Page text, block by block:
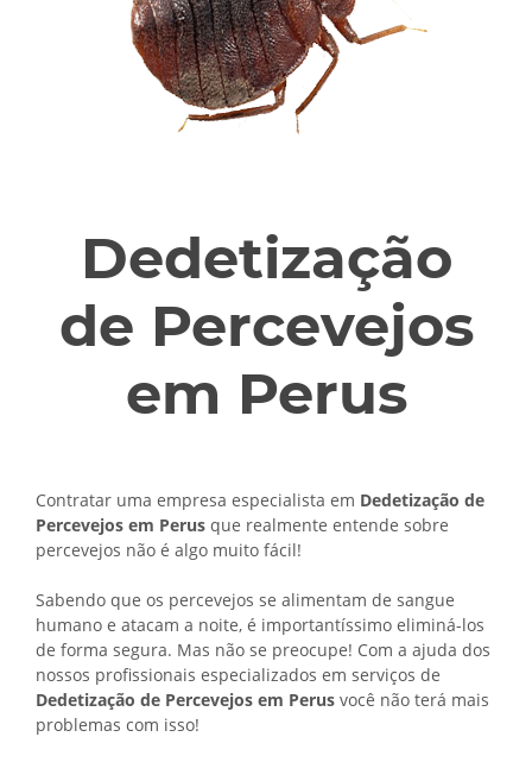
Dedetização
de Percevejos
em Perus
Contratar uma empresa especialista em Dedetização de
Percevejos em Perus que realmente entende sobre
percevejos não é algo muito fácil!
Sabendo que os percevejos se alimentam de sangue
humano e atacam a noite, é importantíssimo eliminá-los
de forma segura. Mas não se preocupe! Com a ajuda dos
nossos profissionais especializados em serviços de
Dedetização de Percevejos em Perus você não terá mais
problemas com isso!